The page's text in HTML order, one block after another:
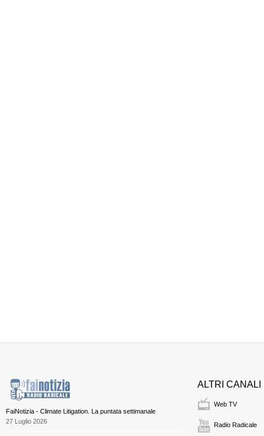
FaiNotizia - Climate Litigation. La puntata settimanale
27 Luglio 2026
ALTRI CANALI
Web TV
Radio Radicale